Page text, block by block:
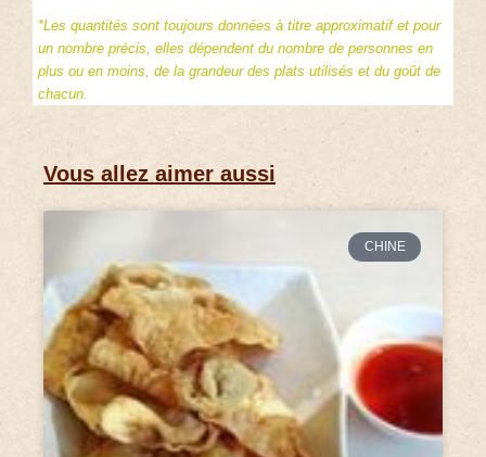
*Les quantités sont toujours données à titre approximatif et pour
un nombre précis, elles dépendent du nombre de personnes en
plus ou en moins, de la grandeur des plats utilisés et du goût de
chacun.
Vous allez aimer aussi
CHINE